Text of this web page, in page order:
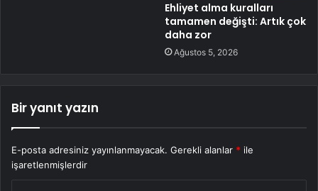
Ehliyet alma kuralları
tamamen değişti: Artık çok
daha zor
Ağustos 5, 2026
Bir yanıt yazın
E-posta adresiniz yayınlanmayacak. Gerekli alanlar * ile
işaretlenmişlerdir